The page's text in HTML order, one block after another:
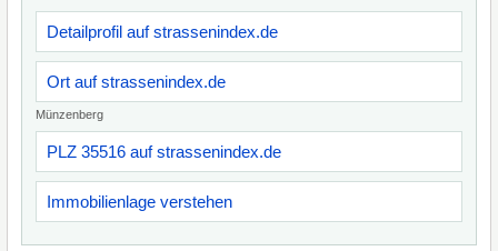
Detailprofil auf strassenindex.de
Ort auf strassenindex.de
Münzenberg
PLZ 35516 auf strassenindex.de
Immobilienlage verstehen